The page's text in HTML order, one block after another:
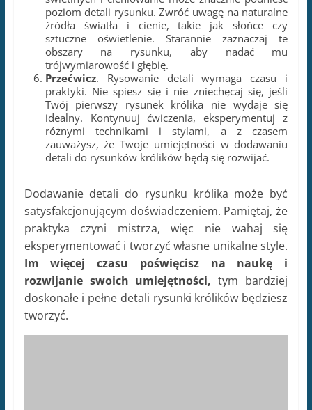
Dodawanie detali do rysunku królika może być
satysfakcjonującym doświadczeniem. Pamiętaj, że
praktyka czyni mistrza, więc nie wahaj się
eksperymentować i tworzyć własne unikalne style.
Im więcej czasu poświęcisz na naukę i
rozwijanie swoich umiejętności, tym bardziej
doskonałe i pełne detali rysunki królików będziesz
tworzyć.